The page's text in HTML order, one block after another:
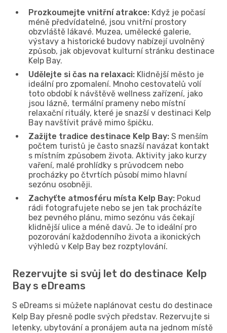
Prozkoumejte vnitřní atrakce: Když je počasí
méně předvídatelné, jsou vnitřní prostory
obzvláště lákavé. Muzea, umělecké galerie,
výstavy a historické budovy nabízejí uvolněný
způsob, jak objevovat kulturní stránku destinace
Kelp Bay.
Udělejte si čas na relaxaci: Klidnější město je
ideální pro zpomalení. Mnoho cestovatelů volí
toto období k návštěvě wellness zařízení, jako
jsou lázně, termální prameny nebo místní
relaxační rituály, které je snazší v destinaci Kelp
Bay navštívit právě mimo špičku.
Zažijte tradice destinace Kelp Bay: S menším
počtem turistů je často snazší navázat kontakt
s místním způsobem života. Aktivity jako kurzy
vaření, malé prohlídky s průvodcem nebo
procházky po čtvrtích působí mimo hlavní
sezónu osobněji.
Zachyťte atmosféru místa Kelp Bay: Pokud
rádi fotografujete nebo se jen tak procházíte
bez pevného plánu, mimo sezónu vás čekají
klidnější ulice a méně davů. Je to ideální pro
pozorování každodenního života a ikonických
výhledů v Kelp Bay bez rozptylování.
Rezervujte si svůj let do destinace Kelp
Bay s eDreams
S eDreams si můžete naplánovat cestu do destinace
Kelp Bay přesně podle svých představ. Rezervujte si
letenky, ubytování a pronájem auta na jednom místě